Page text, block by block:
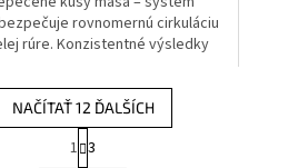
rovnomernú cirkuláciu
rúre. Konzistentné výsledky
O
NAČÍTAŤ 12 ĎALŠÍCH
t
1 3